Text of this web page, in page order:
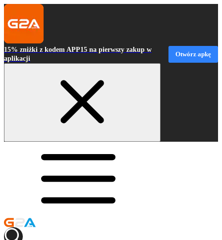
15% zniżki z kodem APP15 na pierwszy zakup w
aplikacji
Otwórz apkę